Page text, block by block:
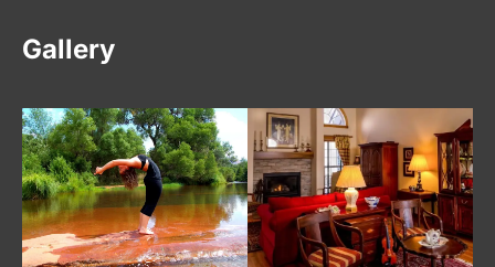
Gallery